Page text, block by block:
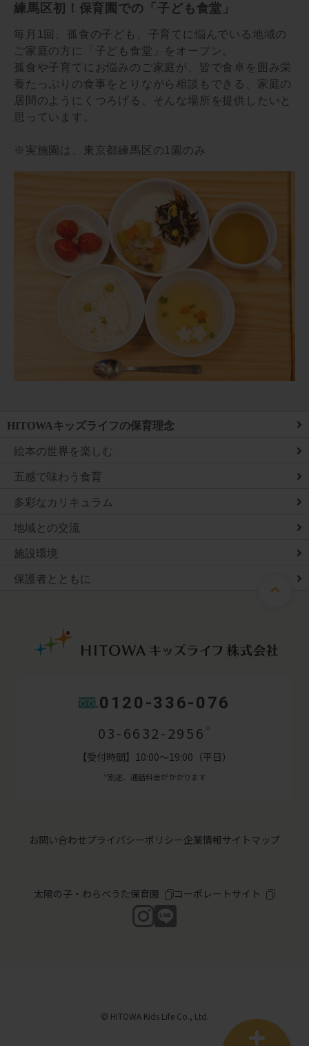
練馬区初！保育園での「子ども食堂」
毎⽉1回、孤⾷の⼦ども、⼦育てに悩んでいる地域の
ご家庭の⽅に「⼦ども⾷堂」をオープン。
孤食や子育てにお悩みのご家庭が、皆で食卓を囲み栄
養たっぷりの食事をとりながら相談もできる、家庭の
居間のようにくつろげる、そんな場所を提供したいと
思っています。
※実施園は、東京都練馬区の1園のみ
HITOWAキッズライフの保育理念
絵本の世界を楽しむ
五感で味わう食育
多彩なカリキュラム
地域との交流
施設環境
保護者とともに
0120-336-076
03-6632-2956 ※
【受付時間】10:00～19:00（平日）
※ 別途、通話料金がかかります
お問い合わせプライバシーポリシー企業情報サイトマップ
太陽の子・わらべうた保育園 コーポレートサイト
© HITOWA Kids Life Co., Ltd.